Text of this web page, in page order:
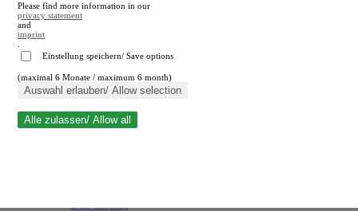
Suche schließen
Please find more information in our
privacy statement
and
imprint
Einstellung speichern/ Save options
(maximal 6 Monate / maximum 6 month)
Auswahl erlauben/ Allow selection
Alle zulassen/ Allow all